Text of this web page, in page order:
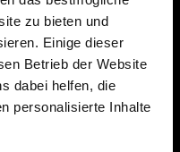
zu bieten und
Einige dieser
Betrieb der Website
dabei helfen, die
personalisierte Inhalte